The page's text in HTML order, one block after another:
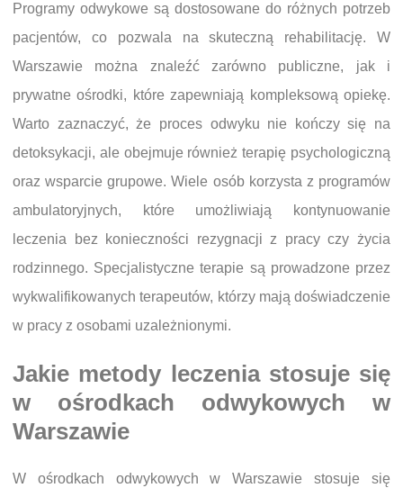
Programy odwykowe są dostosowane do różnych potrzeb
pacjentów, co pozwala na skuteczną rehabilitację. W
Warszawie można znaleźć zarówno publiczne, jak i
prywatne ośrodki, które zapewniają kompleksową opiekę.
Warto zaznaczyć, że proces odwyku nie kończy się na
detoksykacji, ale obejmuje również terapię psychologiczną
oraz wsparcie grupowe. Wiele osób korzysta z programów
ambulatoryjnych, które umożliwiają kontynuowanie
leczenia bez konieczności rezygnacji z pracy czy życia
rodzinnego. Specjalistyczne terapie są prowadzone przez
wykwalifikowanych terapeutów, którzy mają doświadczenie
w pracy z osobami uzależnionymi.
Jakie metody leczenia stosuje się
w ośrodkach odwykowych w
Warszawie
W ośrodkach odwykowych w Warszawie stosuje się